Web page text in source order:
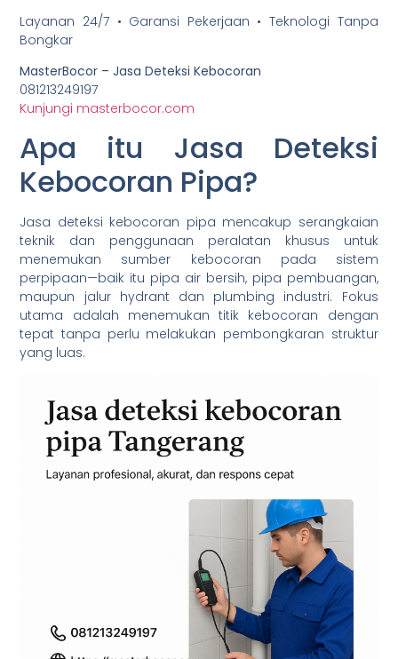
Layanan 24/7 • Garansi Pekerjaan • Teknologi Tanpa
Bongkar
MasterBocor – Jasa Deteksi Kebocoran
081213249197
Kunjungi masterbocor.com
Apa itu Jasa Deteksi
Kebocoran Pipa?
Jasa deteksi kebocoran pipa mencakup serangkaian
teknik dan penggunaan peralatan khusus untuk
menemukan sumber kebocoran pada sistem
perpipaan—baik itu pipa air bersih, pipa pembuangan,
maupun jalur hydrant dan plumbing industri. Fokus
utama adalah menemukan titik kebocoran dengan
tepat tanpa perlu melakukan pembongkaran struktur
yang luas.